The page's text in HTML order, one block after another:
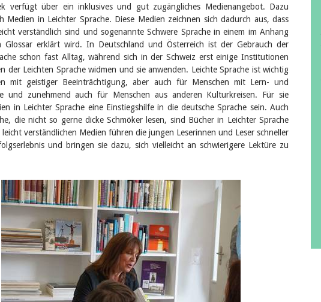
verfügt über ein inklusives und gut zugängliches Medienangebot. Dazu
Medien in Leichter Sprache. Diese Medien zeichnen sich dadurch aus, dass
verständlich sind und sogenannte Schwere Sprache in einem im Anhang
Glossar erklärt wird. In Deutschland und Österreich ist der Gebrauch der
schon fast Alltag, während sich in der Schweiz erst einige Institutionen
der Leichten Sprache widmen und sie anwenden. Leichte Sprache ist wichtig
mit geistiger Beeinträchtigung, aber auch für Menschen mit Lern- und
und zunehmend auch für Menschen aus anderen Kulturkreisen. Für sie
in Leichter Sprache eine Einstiegshilfe in die deutsche Sprache sein. Auch
die nicht so gerne dicke Schmöker lesen, sind Bücher in Leichter Sprache
verständlichen Medien führen die jungen Leserinnen und Leser schneller
und bringen sie dazu, sich vielleicht an schwierigere Lektüre zu